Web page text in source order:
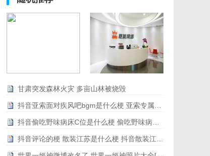
甘肃突发森林火灾 多亩山林被烧毁